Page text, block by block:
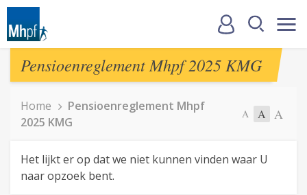
Pensioenreglement Mhpf 2025 KMG
Home
Pensioenreglement Mhpf
2025 KMG
A A A
Het lijkt er op dat we niet kunnen vinden waar U
naar opzoek bent.